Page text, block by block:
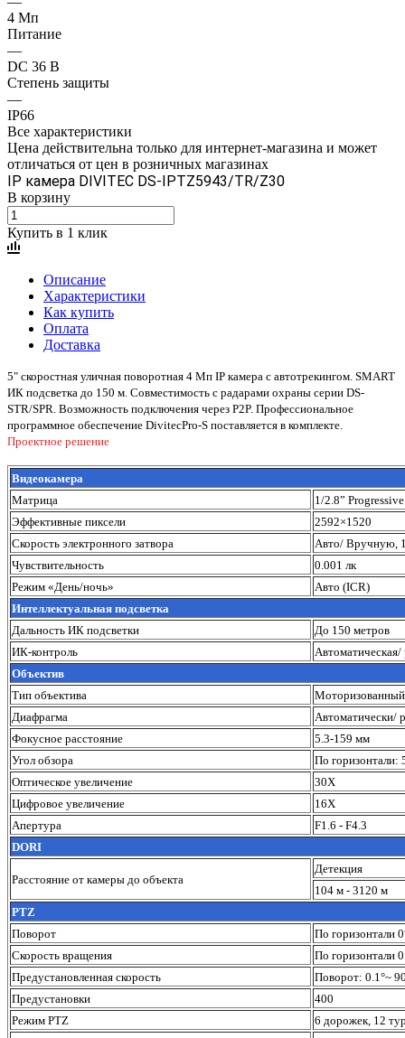
4 Mп
Питание
—
DC 36 В
Степень защиты
—
IP66
Все характеристики
Цена действительна только для интернет-магазина и может
отличаться от цен в розничных магазинах
IP камера DIVITEC DS-IPTZ5943/TR/Z30
В корзину
Купить в 1 клик
Описание
Характеристики
Как купить
Оплата
Доставка
5" скоростная уличная поворотная 4 Мп IP камера с автотрекингом. SMART
ИК подсветка до 150 м. Совместимость с радарами охраны серии DS-
STR/SPR. Возможность подключения через P2P. Профессиональное
программное обеспечение DivitecPro-S поставляется в комплекте.
Проектное решение
Видеокамера
Матрица
1/2.8”
Эффективные пиксели
2592×1520
Скорость электронного затвора
Авто/ Вручную,
Чувствительность
0.001 лк
Режим «День/ночь»
Авто (ICR)
Интеллектуальная подсветка
Дальность ИК подсветки
До 150 метров
ИК-контроль
Автоматическая/
Объектив
Тип объектива
Моторизованный
Диафрагма
Автоматически/
Фокусное расстояние
5.3-159 мм
Угол обзора
По горизонтали:
Оптическое увеличение
30X
Цифровое увеличение
16X
Апертура
F1.6 - F4.3
DORI
Расстояние от камеры до объекта
Детекция
104 м - 3120 м
PTZ
Поворот
По горизонтали
Скорость вращения
По горизонтали
Предустановленная скорость
Поворот: 0.1°~
Предустановки
400
Режим PTZ
6 дорожек, 12